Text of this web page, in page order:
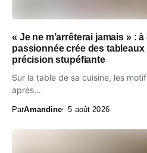
« Je ne m’arrêterai jamais » :
passionnée crée des tableaux
précision stupéfiante
Sur la table de sa cuisine, les
après...
ParAmandine 5 août 2026